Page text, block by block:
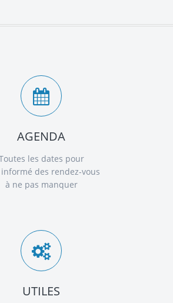
AGENDA
les dates pour
des rendez-vous
à ne pas manquer
UTILES